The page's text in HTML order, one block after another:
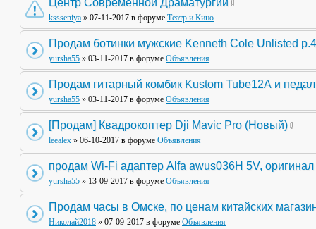
Центр Современной Драматургии
kssseniya » 07-11-2017 в форуме Театр и Кино
Продам ботинки мужские Kenneth Cole Unlisted
yursha55 » 03-11-2017 в форуме Объявления
Продам гитарный комбик Kustom Tube12А и
yursha55 » 03-11-2017 в форуме Объявления
[Продам] Квадрокоптер Dji Mavic Pro (Новый)
leealex » 06-10-2017 в форуме Объявления
продам Wi-Fi адаптер Alfa awus036H 5V, оригинал
yursha55 » 13-09-2017 в форуме Объявления
Продам часы в Омске, по ценам китайских
Николай2018 » 07-09-2017 в форуме Объявления